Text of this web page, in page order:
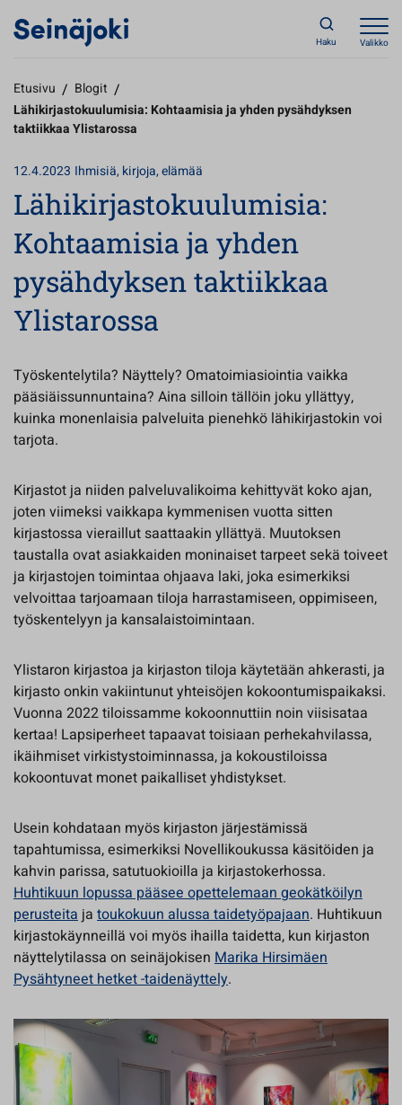
Haku Valikko
Etusivu / Blogit /
Lähikirjastokuulumisia: Kohtaamisia ja yhden pysähdyksen
taktiikkaa Ylistarossa
12.4.2023 Ihmisiä, kirjoja, elämää
Lähikirjastokuulumisia:
Kohtaamisia ja yhden
pysähdyksen taktiikkaa
Ylistarossa
Työskentelytila? Näyttely? Omatoimiasiointia vaikka
pääsiäissunnuntaina? Aina silloin tällöin joku yllättyy,
kuinka monenlaisia palveluita pienehkö lähikirjastokin voi
tarjota.
Kirjastot ja niiden palveluvalikoima kehittyvät koko ajan,
joten viimeksi vaikkapa kymmenisen vuotta sitten
kirjastossa vieraillut saattaakin yllättyä. Muutoksen
taustalla ovat asiakkaiden moninaiset tarpeet sekä toiveet
ja kirjastojen toimintaa ohjaava laki, joka esimerkiksi
velvoittaa tarjoamaan tiloja harrastamiseen, oppimiseen,
työskentelyyn ja kansalaistoimintaan.
Ylistaron kirjastoa ja kirjaston tiloja käytetään ahkerasti, ja
kirjasto onkin vakiintunut yhteisöjen kokoontumispaikaksi.
Vuonna 2022 tiloissamme kokoonnuttiin noin viisisataa
kertaa! Lapsiperheet tapaavat toisiaan perhekahvilassa,
ikäihmiset virkistystoiminnassa, ja kokoustiloissa
kokoontuvat monet paikalliset yhdistykset.
Usein kohdataan myös kirjaston järjestämissä
tapahtumissa, esimerkiksi Novellikoukussa käsitöiden ja
kahvin parissa, satutuokioilla ja kirjastokerhossa.
Huhtikuun lopussa pääsee opettelemaan geokätköilyn
perusteita ja toukokuun alussa taidetyöpajaan. Huhtikuun
kirjastokäynneillä voi myös ihailla taidetta, kun kirjaston
näyttelytilassa on seinäjokisen Marika Hirsimäen
Pysähtyneet hetket -taidenäyttely.